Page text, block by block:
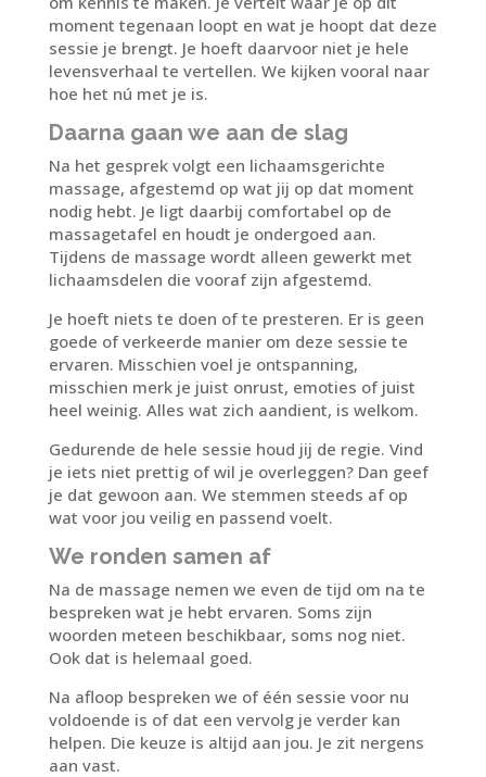
moment tegenaan loopt en wat je hoopt dat deze
sessie je brengt. Je hoeft daarvoor niet je hele
levensverhaal te vertellen. We kijken vooral naar
hoe het nú met je is.
Daarna gaan we aan de slag
Na het gesprek volgt een lichaamsgerichte
massage, afgestemd op wat jij op dat moment
nodig hebt. Je ligt daarbij comfortabel op de
massagetafel en houdt je ondergoed aan.
Tijdens de massage wordt alleen gewerkt met
lichaamsdelen die vooraf zijn afgestemd.
Je hoeft niets te doen of te presteren. Er is geen
goede of verkeerde manier om deze sessie te
ervaren. Misschien voel je ontspanning,
misschien merk je juist onrust, emoties of juist
heel weinig. Alles wat zich aandient, is welkom.
Gedurende de hele sessie houd jij de regie. Vind
je iets niet prettig of wil je overleggen? Dan geef
je dat gewoon aan. We stemmen steeds af op
wat voor jou veilig en passend voelt.
We ronden samen af
Na de massage nemen we even de tijd om na te
bespreken wat je hebt ervaren. Soms zijn
woorden meteen beschikbaar, soms nog niet.
Ook dat is helemaal goed.
Na afloop bespreken we of één sessie voor nu
voldoende is of dat een vervolg je verder kan
helpen. Die keuze is altijd aan jou. Je zit nergens
aan vast.